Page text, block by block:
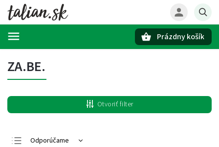
Prázdny košík
ZA.BE.
Otvoriť filter
Odporúčame